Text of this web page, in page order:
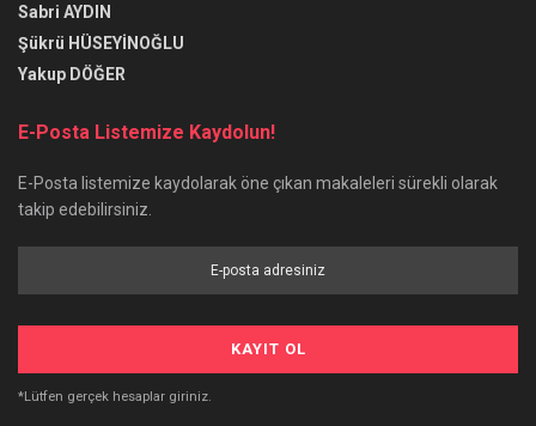
Sabri AYDIN
Şükrü HÜSEYİNOĞLU
Yakup DÖĞER
E-Posta Listemize Kaydolun!
E-Posta listemize kaydolarak öne çıkan makaleleri sürekli olarak
takip edebilirsiniz.
*Lütfen gerçek hesaplar giriniz.